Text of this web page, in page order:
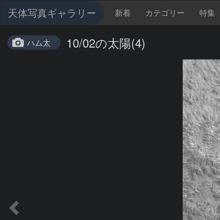
天体写真ギャラリー 新着 カテゴリー 特集
ハム太 10/02の太陽(4)